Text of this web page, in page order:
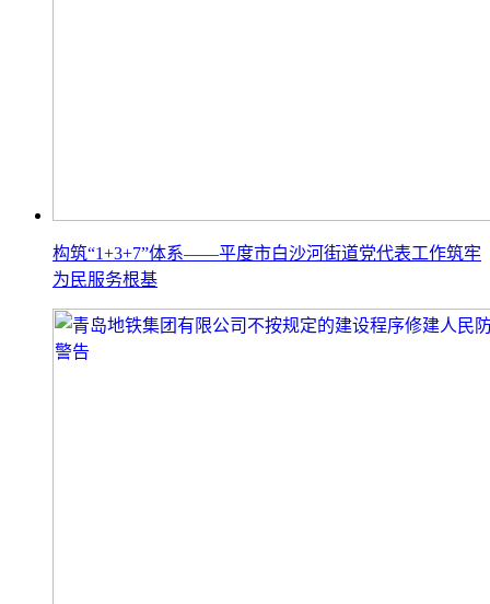
构筑“1+3+7”体系——平度市白沙河街道党代表工作筑牢
为民服务根基